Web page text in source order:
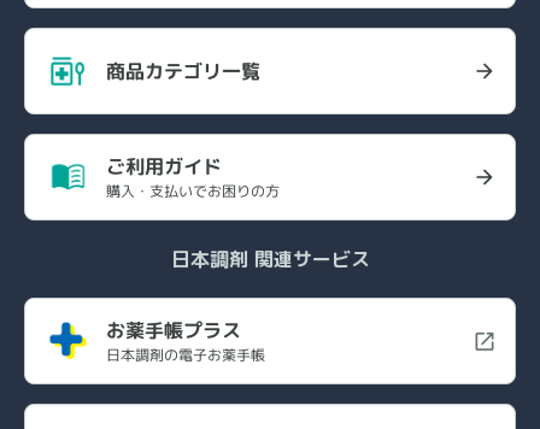
商品カテゴリ一覧
ご利用ガイド
購入・支払いでお困りの方
日本調剤 関連サービス
お薬手帳プラス
日本調剤の電子お薬手帳